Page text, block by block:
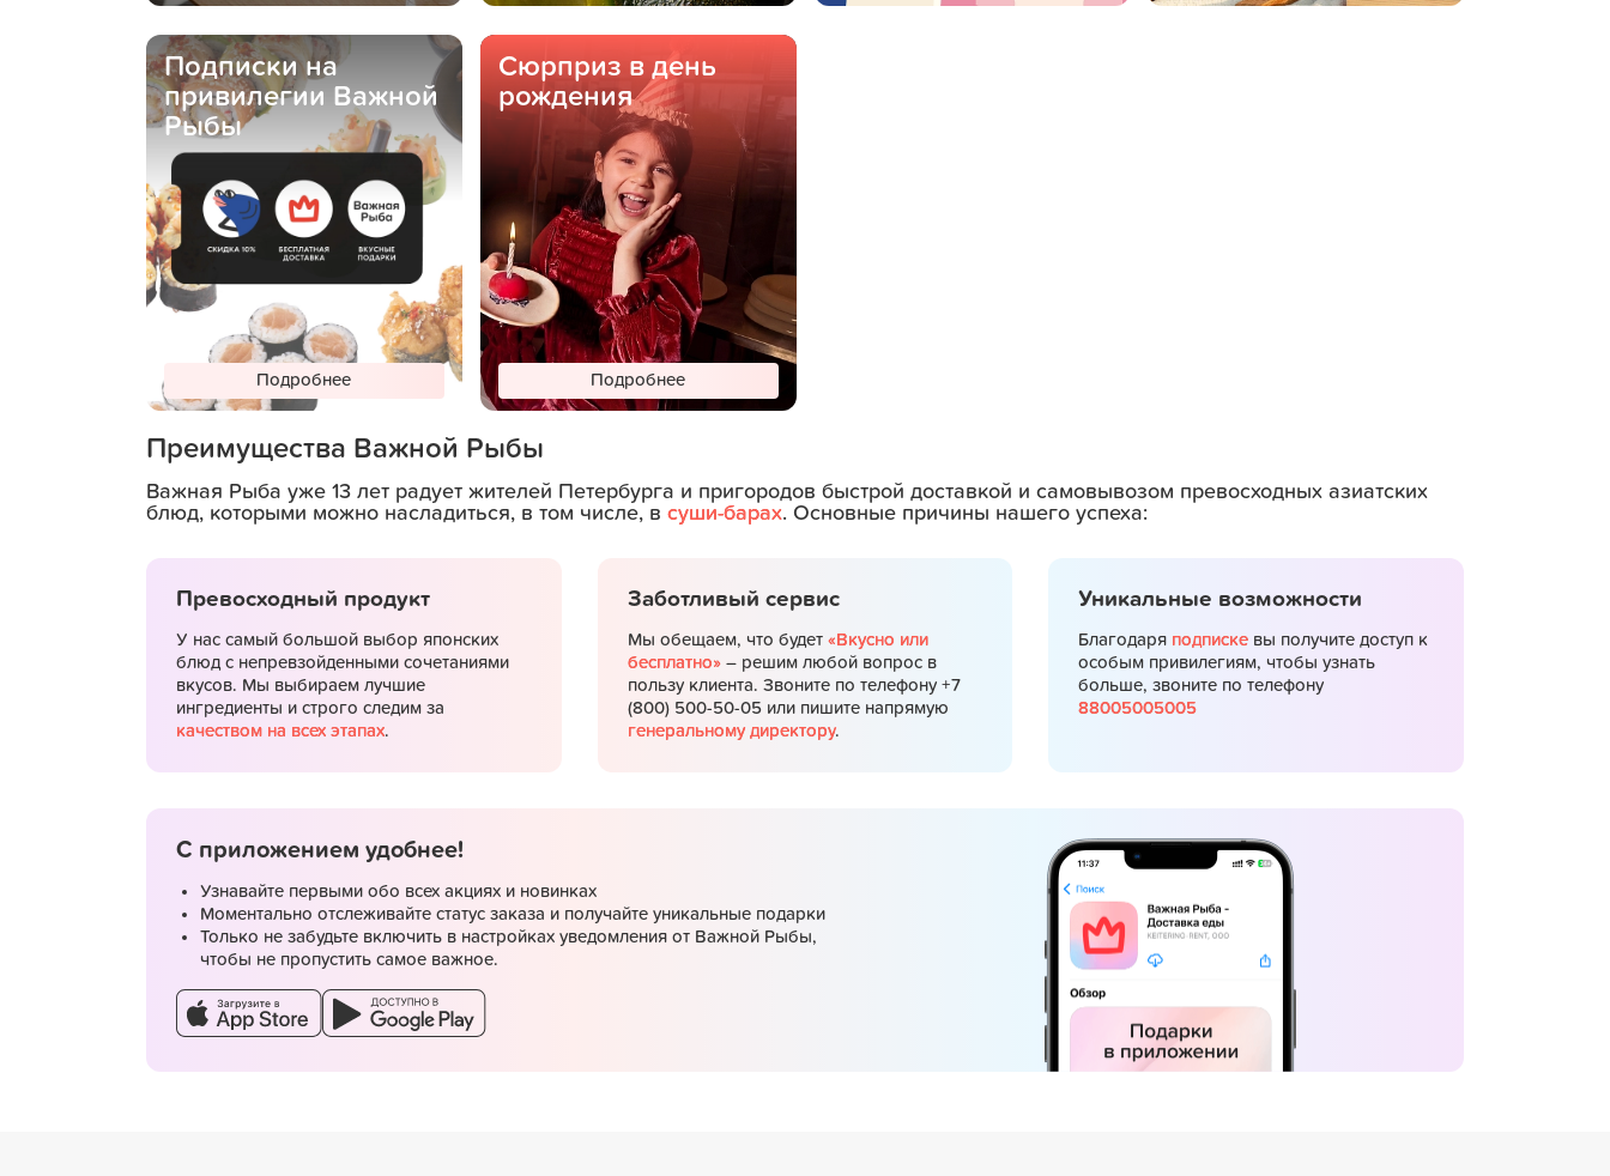
Подписки на
привилегии Важной
Рыбы
Подробнее
Сюрприз в день
рождения
Подробнее
Преимущества Важной Рыбы
Важная Рыба уже 13 лет радует жителей Петербурга и пригородов быстрой доставкой и самовывозом превосходных азиатских
блюд, которыми можно насладиться, в том числе, в суши-барах. Основные причины нашего успеха:
Превосходный продукт
У нас самый большой выбор японских
блюд с непревзойденными сочетаниями
вкусов. Мы выбираем лучшие
ингредиенты и строго следим за
качеством на всех этапах.
Заботливый сервис
Мы обещаем, что будет «Вкусно или
бесплатно»– решим любой вопрос в
пользу клиента. Звоните по телефону +7
(800) 500-50-05 или пишите напрямую
генеральному директору.
Уникальные возможности
Благодаря подписке вы получите доступ к
особым привилегиям, чтобы узнать
больше, звоните по телефону
88005005005
С приложением удобнее!
Узнавайте первыми обо всех акциях и новинках
Моментально отслеживайте статус заказа и получайте уникальные подарки
Только не забудьте включить в настройках уведомления от Важной Рыбы,
чтобы не пропустить самое важное.